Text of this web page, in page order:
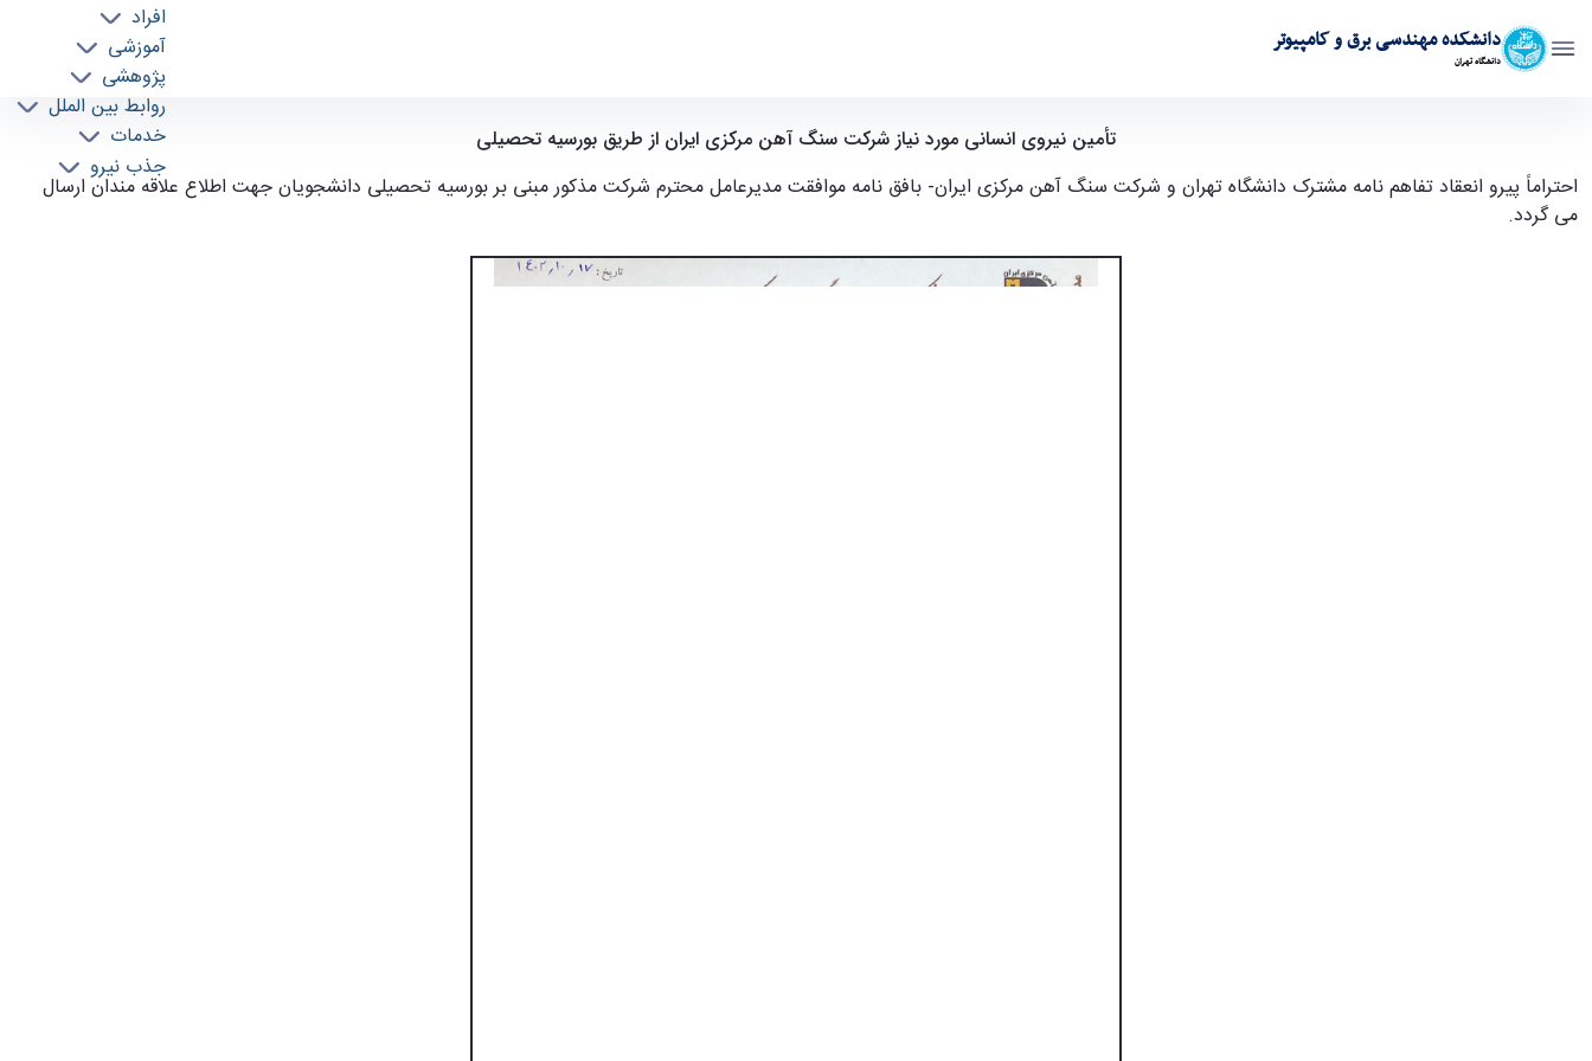
دانشکده مهندسی برق و کامپیوتر
دانشگاه تهران
افراد
آموزشی
پژوهشی
روابط بین الملل
خدمات
جذب نیرو
تأمین نیروی انسانی مورد نیاز شرکت سنگ آهن مرکزی ایران از طریق بورسیه تحصیلی - ece- دانشکده مهندسی برق و کامپیوتر
تأمین نیروی انسانی مورد نیاز شرکت سنگ آهن مرکزی ایران از طریق بورسیه تحصیلی
احتراماً پیرو انعقاد تفاهم نامه مشترک دانشگاه تهران و شرکت سنگ آهن مرکزی ایران- بافق نامه موافقت مدیرعامل محترم شرکت مذکور مبنی بر بورسیه تحصیلی دانشجویان جهت اطلاع علاقه مندان ارسال
می گردد.